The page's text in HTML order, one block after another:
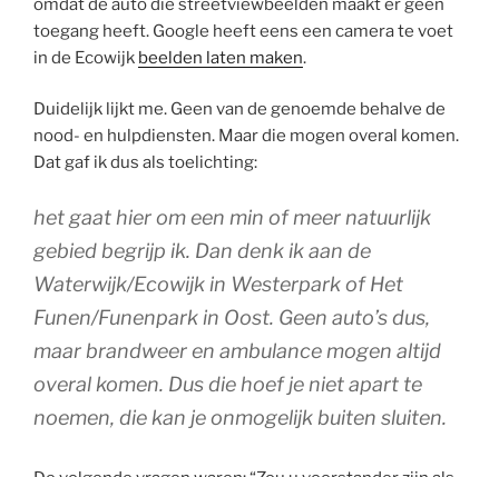
omdat de auto die streetviewbeelden maakt er geen
toegang heeft. Google heeft eens een camera te voet
in de Ecowijk beelden laten maken.
Duidelijk lijkt me. Geen van de genoemde behalve de
nood- en hulpdiensten. Maar die mogen overal komen.
Dat gaf ik dus als toelichting:
het gaat hier om een min of meer natuurlijk
gebied begrijp ik. Dan denk ik aan de
Waterwijk/Ecowijk in Westerpark of Het
Funen/Funenpark in Oost. Geen auto’s dus,
maar brandweer en ambulance mogen altijd
overal komen. Dus die hoef je niet apart te
noemen, die kan je onmogelijk buiten sluiten.